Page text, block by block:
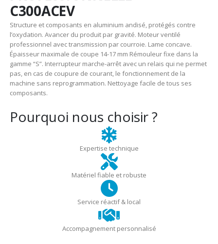
C300ACEV
Structure et composants en aluminium andisé, protégés contre
l’oxydation. Avancer du produit par gravité. Moteur ventilé
professionnel avec transmission par courroie. Lame concave.
Épaisseur maximale de coupe 14-17 mm Rémouleur fixe dans la
gamme “S”. Interrupteur marche-arrêt avec un relais qui ne permet
pas, en cas de coupure de courant, le fonctionnement de la
machine sans reprogrammation. Nettoyage facile de tous ses
composants.
Pourquoi nous choisir ?
Expertise technique
Matériel fiable et robuste
Service réactif & local
Accompagnement personnalisé